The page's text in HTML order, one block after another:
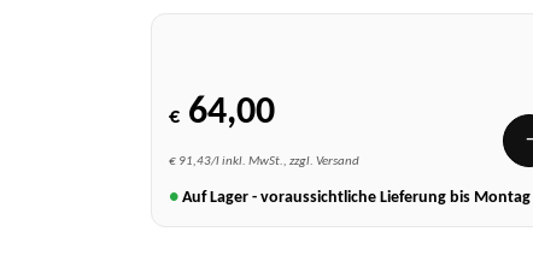
€64,00
€ 91,43/l inkl. MwSt., zzgl. Versand
−
●Auf Lager - voraussichtliche Lieferung bis Montag